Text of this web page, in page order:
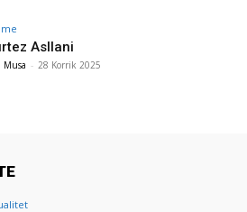
Asllani
Musa - 28 Korrik 2025